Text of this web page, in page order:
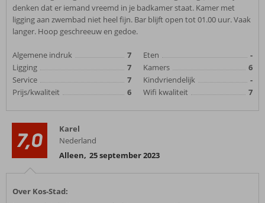
denken dat er iemand vreemd in je badkamer staat. Kamer met
ligging aan zwembad niet heel fijn. Bar blijft open tot 01.00 uur. Vaak
langer. Hoop geschreeuw en gedoe.
Algemene indruk
7
Ligging
7
Service
7
Prijs/kwaliteit
6
Eten
-
Kamers
6
Kindvriendelijk
-
Wifi kwaliteit
7
7,0
Karel
Nederland
Alleen, 25 september 2023
Over Kos-Stad: